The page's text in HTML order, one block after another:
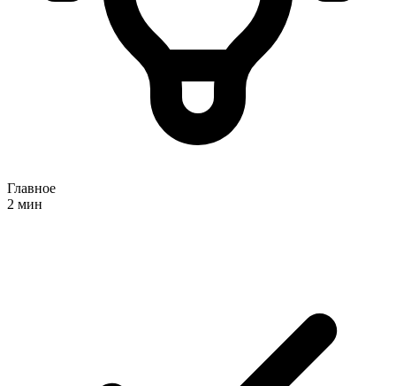
Главное
2 мин